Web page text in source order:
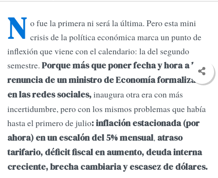
N o fue la primera ni será la última. Pero esta mini
crisis de la política económica marca un punto de
inflexión que viene con el calendario: la del segundo
semestre. Porque más que poner fecha y hora a la
renuncia de un ministro de Economía formalizada
en las redes sociales,inaugura otra era con más
incertidumbre, pero con los mismos problemas que había
hasta el primero de julio: inflación estacionada (por
ahora) en un escalón del 5% mensual, atraso
tarifario, déficit fiscal en aumento, deuda interna
creciente, brecha cambiaria y escasez de dólares.